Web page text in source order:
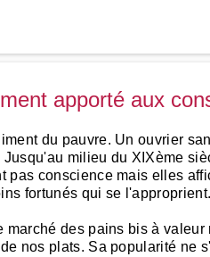
apporté aux
du pauvre. Un ouvrier
milieu du XIXème
pas conscience mais elles
fortunés qui se l'approprient.
marché des pains bis à
nos plats. Sa popularité ne